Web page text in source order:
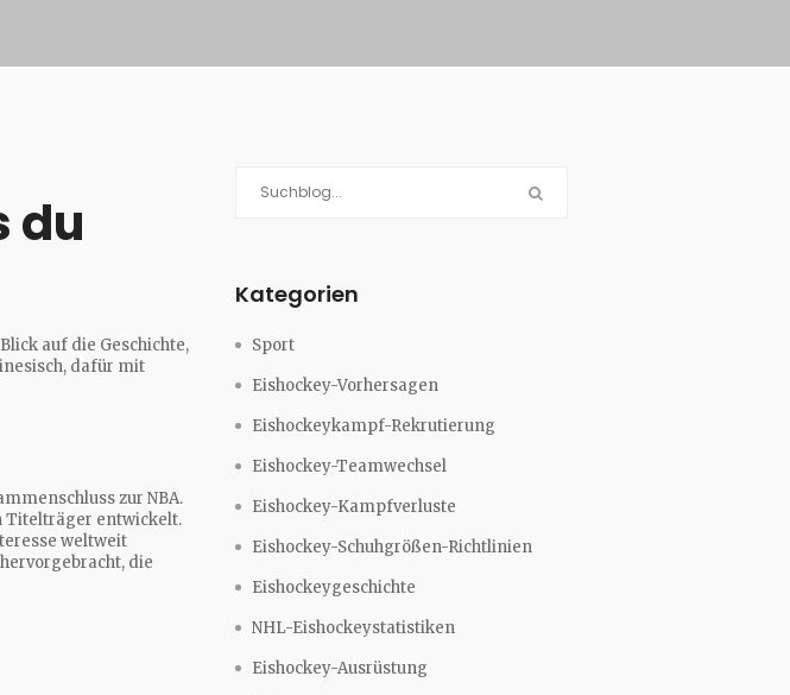
du
auf die Geschichte,
dafür mit
zur NBA.
Titelträger entwickelt.
weltweit
die
Kategorien
Sport
Eishockey-Vorhersagen
Eishockeykampf-Rekrutierung
Eishockey-Teamwechsel
Eishockey-Kampfverluste
Eishockey-Schuhgrößen-Richtlinien
Eishockeygeschichte
NHL-Eishockeystatistiken
Eishockey-Ausrüstung